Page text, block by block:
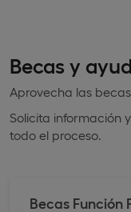
Becas y
Aprovecha las
Solicita información
todo el proceso.
Becas Función